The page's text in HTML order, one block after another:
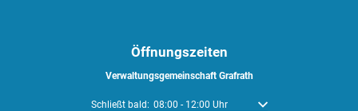
Öffnungszeiten
Verwaltungsgemeinschaft Grafrath
Klicken, um weitere Öffnungs- oder Schließzeiten
Schließt bald: 08:00 - 12:00 Uhr Von 08:00 bis 12:00 Uhr